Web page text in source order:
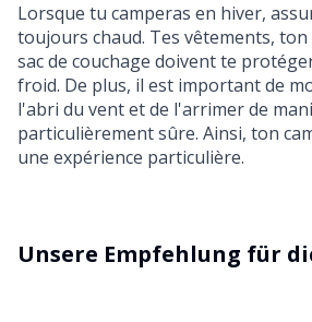
Lorsque tu camperas en hiver,
toujours chaud. Tes vêtements,
sac de couchage doivent te
froid. De plus, il est important de
l'abri du vent et de l'arrimer de
particulièrement sûre. Ainsi, ton
une expérience particulière.
Unsere Empfehlung für